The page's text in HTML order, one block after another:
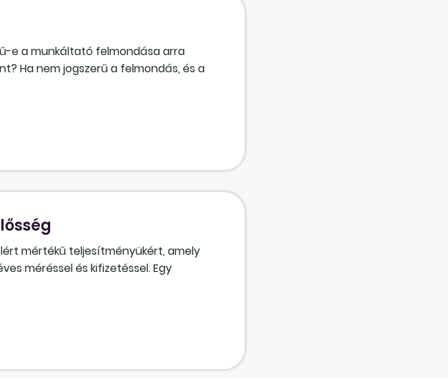
e a munkáltató felmondása arra
Ha nem jogszerű a felmondás, és a
helyreállítása)?
mértékű teljesítményükért, amely
méréssel és kifizetéssel. Egy
az áruházban, két és fél
kapta meg, mert a cég szerint nem